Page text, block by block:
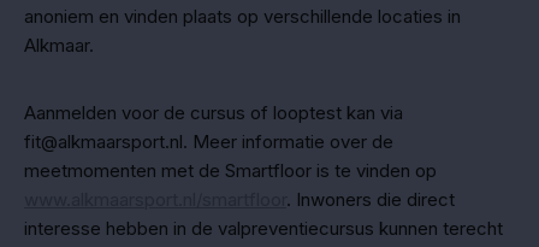
anoniem en vinden plaats op verschillende locaties in
Alkmaar.
Aanmelden voor de cursus of looptest kan via
fit@alkmaarsport.nl. Meer informatie over de
meetmomenten met de Smartfloor is te vinden op
. Inwoners die direct
interesse hebben in de valpreventiecursus kunnen terecht